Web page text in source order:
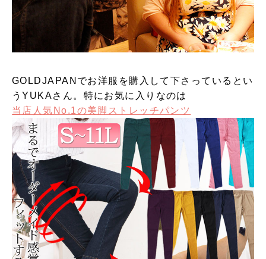
GOLDJAPANでお洋服を購入して下さっているとい
うYUKAさん。特にお気に入りなのは
当店人気No.1の美脚ストレッチパンツ